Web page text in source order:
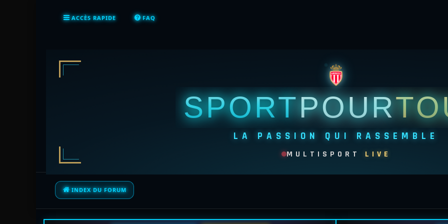
ACCÈS RAPIDE FAQ
SPORTPOUR
LA PASSION QUI RASSEMBLE
MULTISPORT LIVE
INDEX DU FORUM